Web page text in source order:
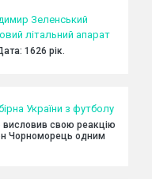
Зеленський
літальний апарат
1626 рік.
України з футболу
свою реакцію
Чорноморець одним